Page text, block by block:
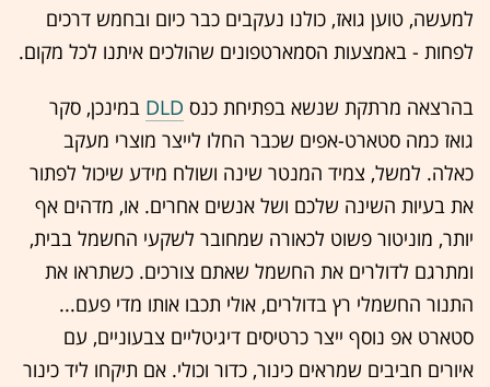
למעשה, טוען גואז, כולנו נעקבים כבר כיום ובחמש דרכים
לפחות - באמצעות הסמארטפונים שהולכים איתנו לכל מקום.
בהרצאה מרתקת שנשא בפתיחת כנס DLD במינכן, סקר
גואז כמה סטארט-אפים שכבר החלו לייצר מוצרי מעקב
כאלה. למשל, צמיד המנטר שינה ושולח מידע שיכול לפתור
את בעיות השינה שלכם ושל אנשים אחרים. או, מדהים אף
יותר, מוניטור פשוט לכאורה שמחובר לשקעי החשמל בבית,
ומתרגם לדולרים את החשמל שאתם צורכים. כשתראו את
התנור החשמלי רץ בדולרים, אולי תכבו אותו מדי פעם...
סטארט אפ נוסף ייצר כרטיסים דיגיטליים צבעוניים, עם
איורים חביבים שמראים כינור, כדור וכולי. אם תיקחו ליד כינור